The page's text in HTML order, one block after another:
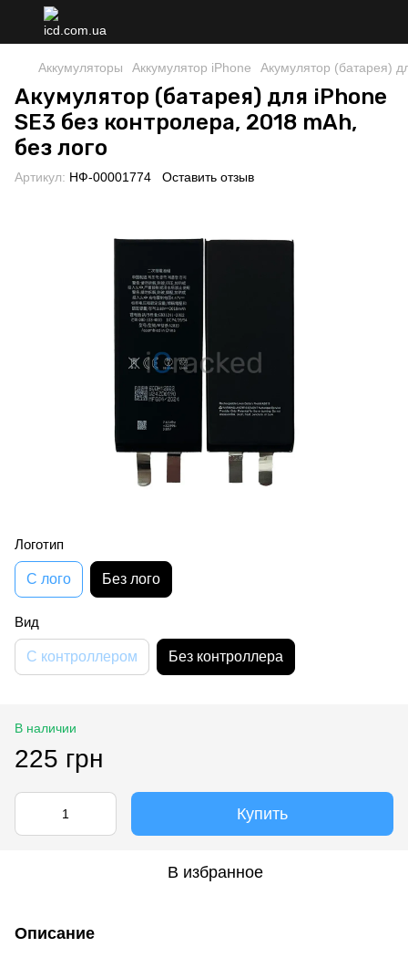
Аккумуляторы Аккумулятор iPhone Акумулятор (батарея)
Акумулятор (батарея) для iPhone
SE3 без контролера, 2018 mAh,
без лого
Артикул: НФ-00001774 Оставить отзыв
Логотип
С лого Без лого
Вид
С контроллером Без контроллера
В наличии
225 грн
Купить
В избранное
Описание